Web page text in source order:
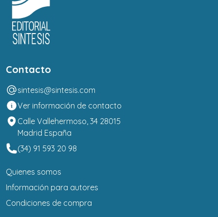
Contacto
sintesis@sintesis.com
Ver información de contacto
Calle Vallehermoso, 34 28015
Madrid España
(34) 91 593 20 98
Quienes somos
Información para autores
Condiciones de compra